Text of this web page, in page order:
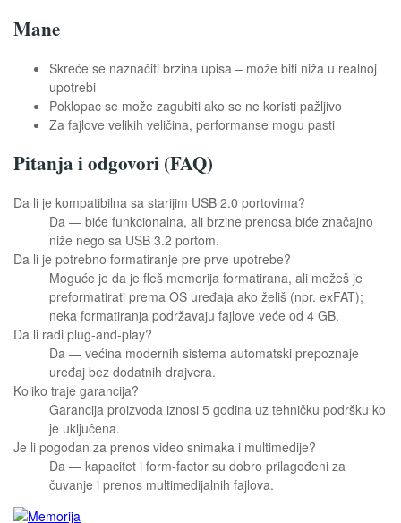
Mane
Skreće se naznačiti brzina upisa – može biti niža u realnoj
upotrebi
Poklopac se može zagubiti ako se ne koristi pažljivo
Za fajlove velikih veličina, performanse mogu pasti
Pitanja i odgovori (FAQ)
Da li je kompatibilna sa starijim USB 2.0 portovima?
Da — biće funkcionalna, ali brzine prenosa biće značajno
niže nego sa USB 3.2 portom.
Da li je potrebno formatiranje pre prve upotrebe?
Moguće je da je fleš memorija formatirana, ali možeš je
preformatirati prema OS uređaja ako želiš (npr. exFAT);
neka formatiranja podržavaju fajlove veće od 4 GB.
Da li radi plug-and-play?
Da — većina modernih sistema automatski prepoznaje
uređaj bez dodatnih drajvera.
Koliko traje garancija?
Garancija proizvoda iznosi 5 godina uz tehničku podršku ko
je uključena.
Je li pogodan za prenos video snimaka i multimedije?
Da — kapacitet i form-factor su dobro prilagođeni za
čuvanje i prenos multimedijalnih fajlova.